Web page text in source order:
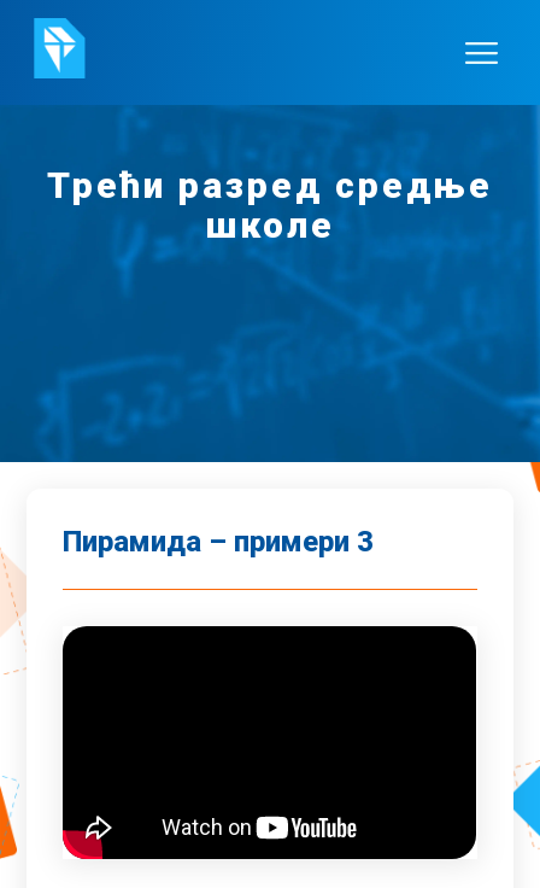
Трећи разред средње
школе
Пирамида – примери 3